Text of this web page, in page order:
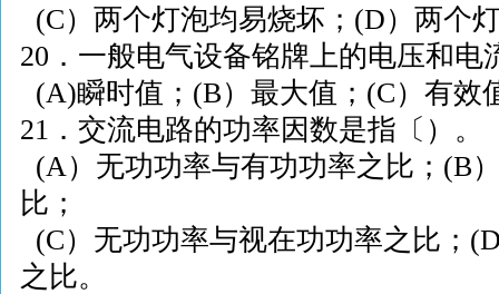
(C）两个灯泡均易烧坏； (D）两个
20 ．一般电气设备铭牌上的电压和
(A)瞬时值； (B）最大值； (C）有效
21 ．交流电路的功率因数是指〔）。
(A）无功功率与有功功率之比； (B
比；
(C）无功功率与视在功功率之比；
之比。